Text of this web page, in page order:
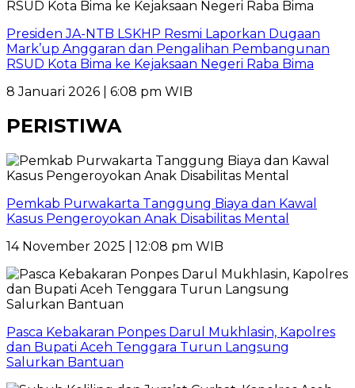
Presiden JA-NTB LSKHP Resmi Laporkan Dugaan
Mark’up Anggaran dan Pengalihan Pembangunan
RSUD Kota Bima ke Kejaksaan Negeri Raba Bima
8 Januari 2026 | 6:08 pm WIB
PERISTIWA
Pemkab Purwakarta Tanggung Biaya dan Kawal
Kasus Pengeroyokan Anak Disabilitas Mental
14 November 2025 | 12:08 pm WIB
Pasca Kebakaran Ponpes Darul Mukhlasin, Kapolres
dan Bupati Aceh Tenggara Turun Langsung
Salurkan Bantuan